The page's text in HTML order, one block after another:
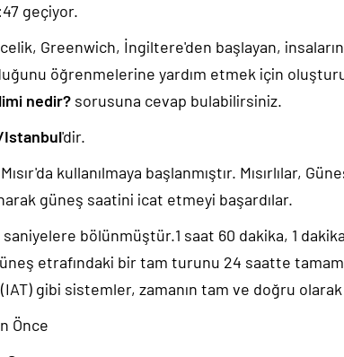
geçiyor.
Greenwich, İngiltere'den başlayan,
öğrenmelerine yardım etmek için
nedir? sorusuna cevap bulabilirsiniz.
'dir.
kullanılmaya başlanmıştır. Mısırlılar,
güneş saatini icat etmeyi başardılar.
bölünmüştür.1 saat 60 dakika, 1
etrafındaki bir tam turunu 24 saatte
gibi sistemler, zamanın tam ve doğru
Önce